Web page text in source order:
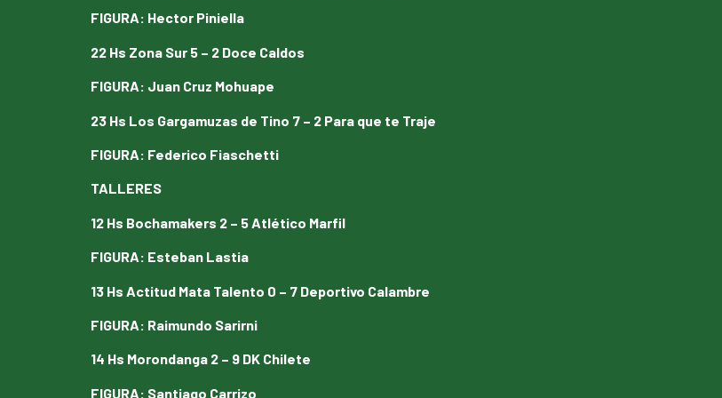
FIGURA: Hector Piniella
22 Hs Zona Sur 5 – 2 Doce Caldos
FIGURA: Juan Cruz Mohuape
23 Hs Los Gargamuzas de Tino 7 – 2 Para que te Traje
FIGURA: Federico Fiaschetti
TALLERES
12 Hs Bochamakers 2 – 5 Atlético Marfil
FIGURA: Esteban Lastia
13 Hs Actitud Mata Talento 0 – 7 Deportivo Calambre
FIGURA: Raimundo Sarirni
14 Hs Morondanga 2 – 9 DK Chilete
FIGURA: Santiago Carrizo